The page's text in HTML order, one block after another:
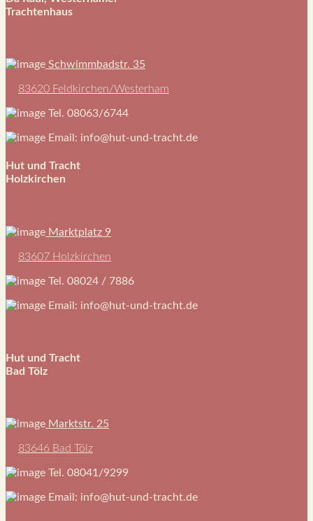
Trachtenhaus
Schwimmbadstr. 35
83620 Feldkirchen/Westerham
Tel. 08063/6744
Email: info@hut-und-tracht.de
Hut und Tracht
Holzkirchen
Marktplatz 9
83607 Holzkirchen
Tel. 08024 / 7886
Email: info@hut-und-tracht.de
Hut und Tracht
Bad Tölz
Marktstr. 25
83646 Bad Tölz
Tel. 08041/9299
Email: info@hut-und-tracht.de